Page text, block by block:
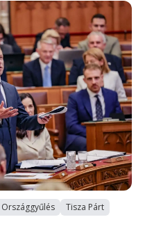
Országgyűlés
Tisza Párt